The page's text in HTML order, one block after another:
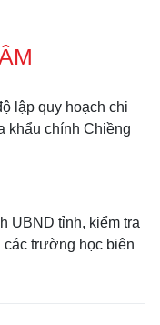
lập quy hoạch chi
khẩu chính Chiềng
UBND tỉnh, kiểm tra
các trường học biên